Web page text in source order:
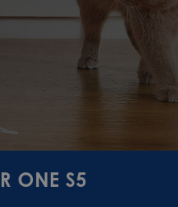
ONE S5